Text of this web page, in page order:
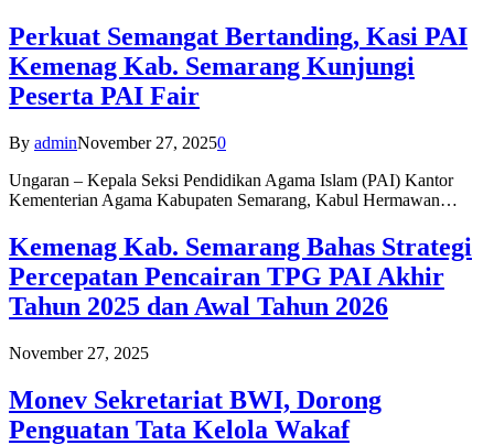
Perkuat Semangat Bertanding, Kasi PAI
Kemenag Kab. Semarang Kunjungi
Peserta PAI Fair
By adminNovember 27, 20250
Ungaran – Kepala Seksi Pendidikan Agama Islam (PAI) Kantor
Kementerian Agama Kabupaten Semarang, Kabul Hermawan…
Kemenag Kab. Semarang Bahas Strategi
Percepatan Pencairan TPG PAI Akhir
Tahun 2025 dan Awal Tahun 2026
November 27, 2025
Monev Sekretariat BWI, Dorong
Penguatan Tata Kelola Wakaf